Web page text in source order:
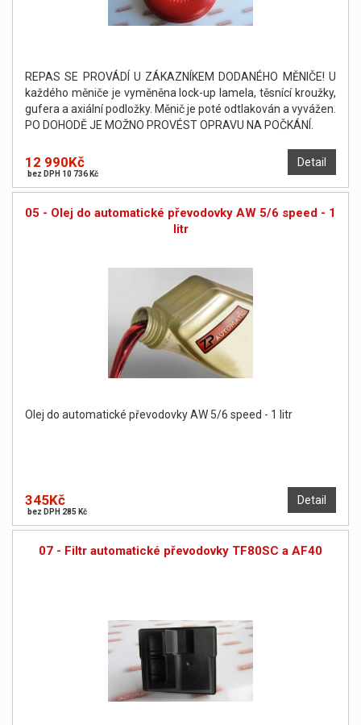
REPAS SE PROVÁDÍ U ZÁKAZNÍKEM DODANÉHO MĚNIČE! U
každého měniče je vyměněna lock-up lamela, těsnící kroužky,
gufera a axiální podložky. Měnič je poté odtlakován a vyvážen.
PO DOHODĚ JE MOŽNO PROVÉST OPRAVU NA POČKÁNÍ.
Detail
12 990Kč
bez DPH 10 736 Kč
05 - Olej do automatické převodovky AW 5/6 speed - 1
litr
Olej do automatické převodovky AW 5/6 speed - 1 litr
Detail
345Kč
bez DPH 285 Kč
07 - Filtr automatické převodovky TF80SC a AF40